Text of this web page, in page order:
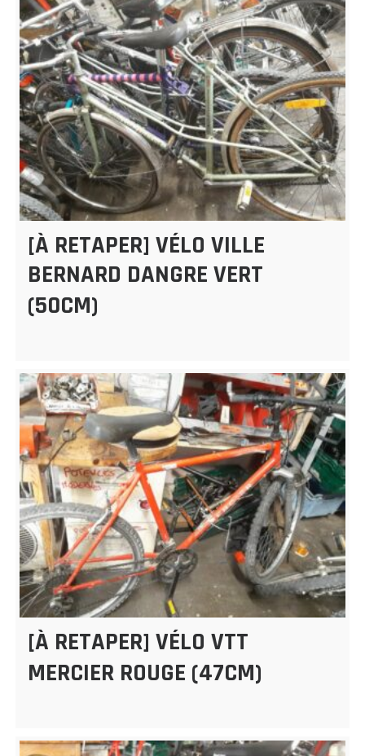
[À RETAPER] VÉLO VILLE
BERNARD DANGRE VERT
(50CM)
[À RETAPER] VÉLO VTT
MERCIER ROUGE (47CM)